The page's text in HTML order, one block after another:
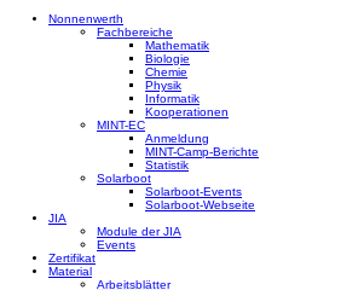
Nonnenwerth
Fachbereiche
Mathematik
Biologie
Chemie
Physik
Informatik
Kooperationen
MINT-EC
Anmeldung
MINT-Camp-Berichte
Statistik
Solarboot
Solarboot-Events
Solarboot-Webseite
JIA
Module der JIA
Events
Zertifikat
Material
Arbeitsblätter